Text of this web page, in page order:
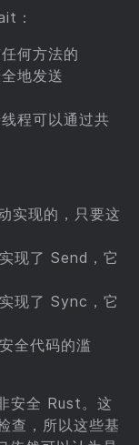
：
何方法的
地发送
程可以通过共
实现的，只要这
现了 Send，它
现了 Sync，它
全代码的滥
安全 Rust。这
查，所以这些基